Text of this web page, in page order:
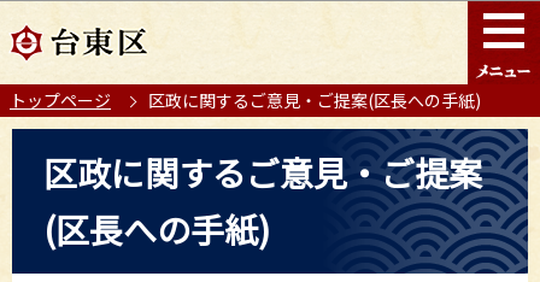
の
ー
ジ
トップページ 区政に関するご意見・ご提案(区長への手紙)
区政に関するご意見・ご提案
(区長への手紙)